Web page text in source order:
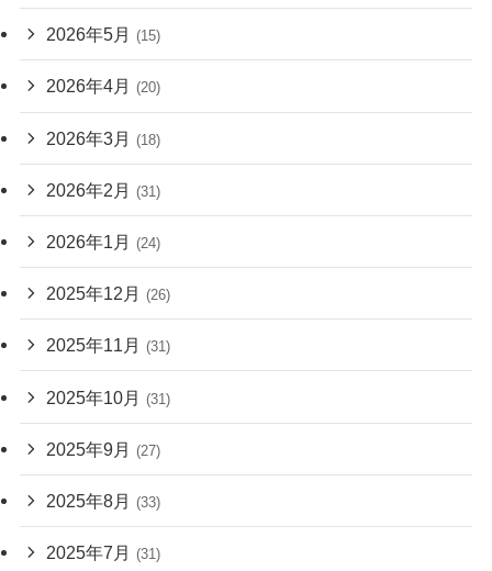
2026年5月 (15)
2026年4月 (20)
2026年3月 (18)
2026年2月 (31)
2026年1月 (24)
2025年12月 (26)
2025年11月 (31)
2025年10月 (31)
2025年9月 (27)
2025年8月 (33)
2025年7月 (31)